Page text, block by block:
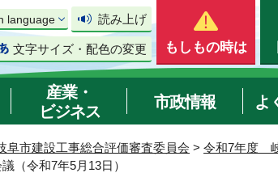
language 読み上げ
文字サイズ・配色の変更 もしもの時は
産業・
ビジネス
市政情報 よ
阜市建設工事総合評価審査委員会 > 令和7年度
（令和7年5月13日）